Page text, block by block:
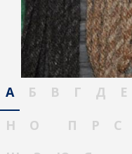
А Б В Г Д Е
Н
О П Р С